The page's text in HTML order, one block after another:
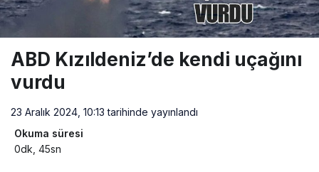
ABD Kızıldeniz’de kendi uçağını
vurdu
23 Aralık 2024, 10:13 tarihinde yayınlandı
Okuma süresi
0dk, 45sn